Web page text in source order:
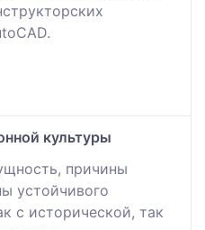
культуры
причины
устойчивого
с исторической, так